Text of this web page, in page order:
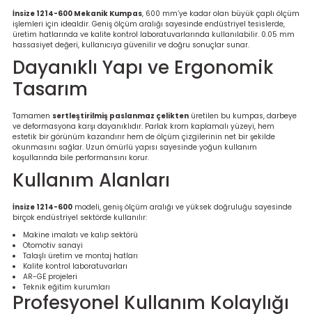
Cihazı
Cihazı
Ölçer
İnsize 1214-600 Mekanik Kumpas, 600 mm’ye kadar olan büyük çaplı ölçüm
işlemleri için idealdir. Geniş ölçüm aralığı sayesinde endüstriyel tesislerde,
üretim hatlarında ve kalite kontrol laboratuvarlarında kullanılabilir. 0.05 mm
hassasiyet değeri, kullanıcıya güvenilir ve doğru sonuçlar sunar.
Dayanıklı Yapı ve Ergonomik
Tasarım
Tamamen sertleştirilmiş paslanmaz çelikten üretilen bu kumpas, darbeye
ve deformasyona karşı dayanıklıdır. Parlak krom kaplamalı yüzeyi, hem
estetik bir görünüm kazandırır hem de ölçüm çizgilerinin net bir şekilde
okunmasını sağlar. Uzun ömürlü yapısı sayesinde yoğun kullanım
koşullarında bile performansını korur.
Kullanım Alanları
İnsize 1214-600 modeli, geniş ölçüm aralığı ve yüksek doğruluğu sayesinde
birçok endüstriyel sektörde kullanılır:
Makine imalatı ve kalıp sektörü
Otomotiv sanayi
Talaşlı üretim ve montaj hatları
Kalite kontrol laboratuvarları
AR-GE projeleri
Teknik eğitim kurumları
Profesyonel Kullanım Kolaylığı